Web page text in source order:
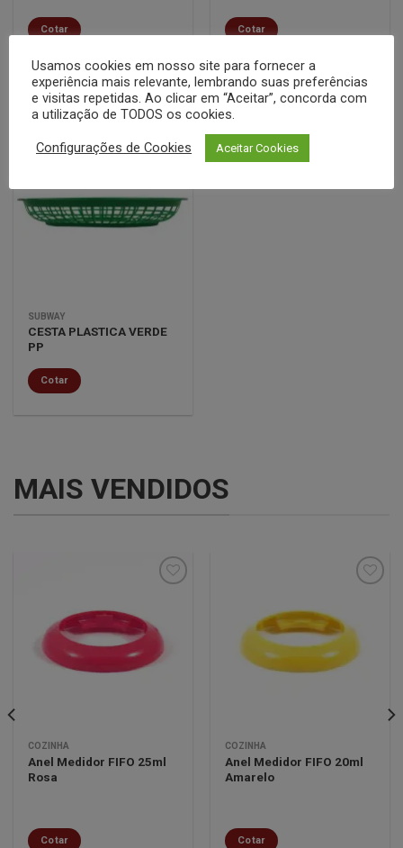
Cotar Cotar
Clique aqui para ver todas as promoções
Minha
lista de
SUBWAY
CESTA PLASTICA VERDE
PP
Cotar
MAIS VENDIDOS
Minha
desejos
COZINHA
Anel Medidor FIFO 25ml
Rosa
Cotar
Minha
lista de
desejos
COZINHA
Anel Medidor FIFO 20ml
Amarelo
Cotar
Usamos cookies em nosso site para fornecer a
experiência mais relevante, lembrando suas preferências
e visitas repetidas. Ao clicar em “Aceitar”, concorda com
a utilização de TODOS os cookies.
Configurações de Cookies Aceitar Cookies